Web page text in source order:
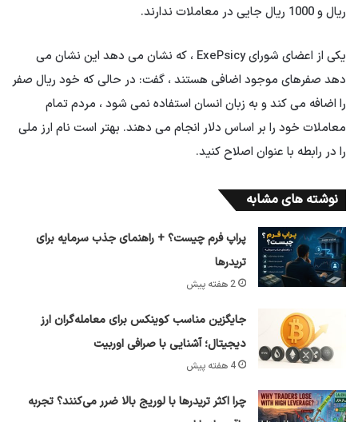
ریال و 1000 ریال جایی در معاملات ندارند.
یکی از اعضای شورای ExePsicy ، که نشان می دهد این نشان می
دهد صفرهای موجود اضافی هستند ، گفت: در حالی که خود ریال صفر
را اضافه می کند و به زبان انسان استفاده نمی شود ، مردم تمام
معاملات خود را بر اساس دلار انجام می دهند. بهتر است نام ارز ملی
را در رابطه با عنوان اصلاح کنید.
نوشته های مشابه
پراپ فرم چیست؟ + راهنمای جذب سرمایه برای
تریدرها
2 هفته پیش
جایگزین مناسب کوینکس برای معامله‌گران ارز
دیجیتال؛ آشنایی با صرافی اوربیت
4 هفته پیش
چرا اکثر تریدرها با لوریج بالا ضرر می‌کنند؟ تجربه